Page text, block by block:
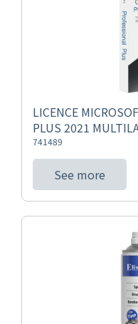
LICENCE
PLUS 2021
741489
See more